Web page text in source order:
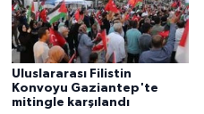
Uluslararası Filistin
Konvoyu Gaziantep'te
mitingle karşılandı